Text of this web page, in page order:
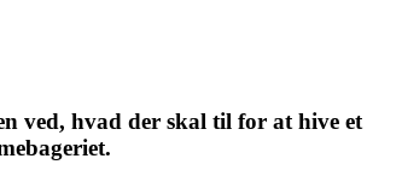
ved, hvad der skal til for at hive et